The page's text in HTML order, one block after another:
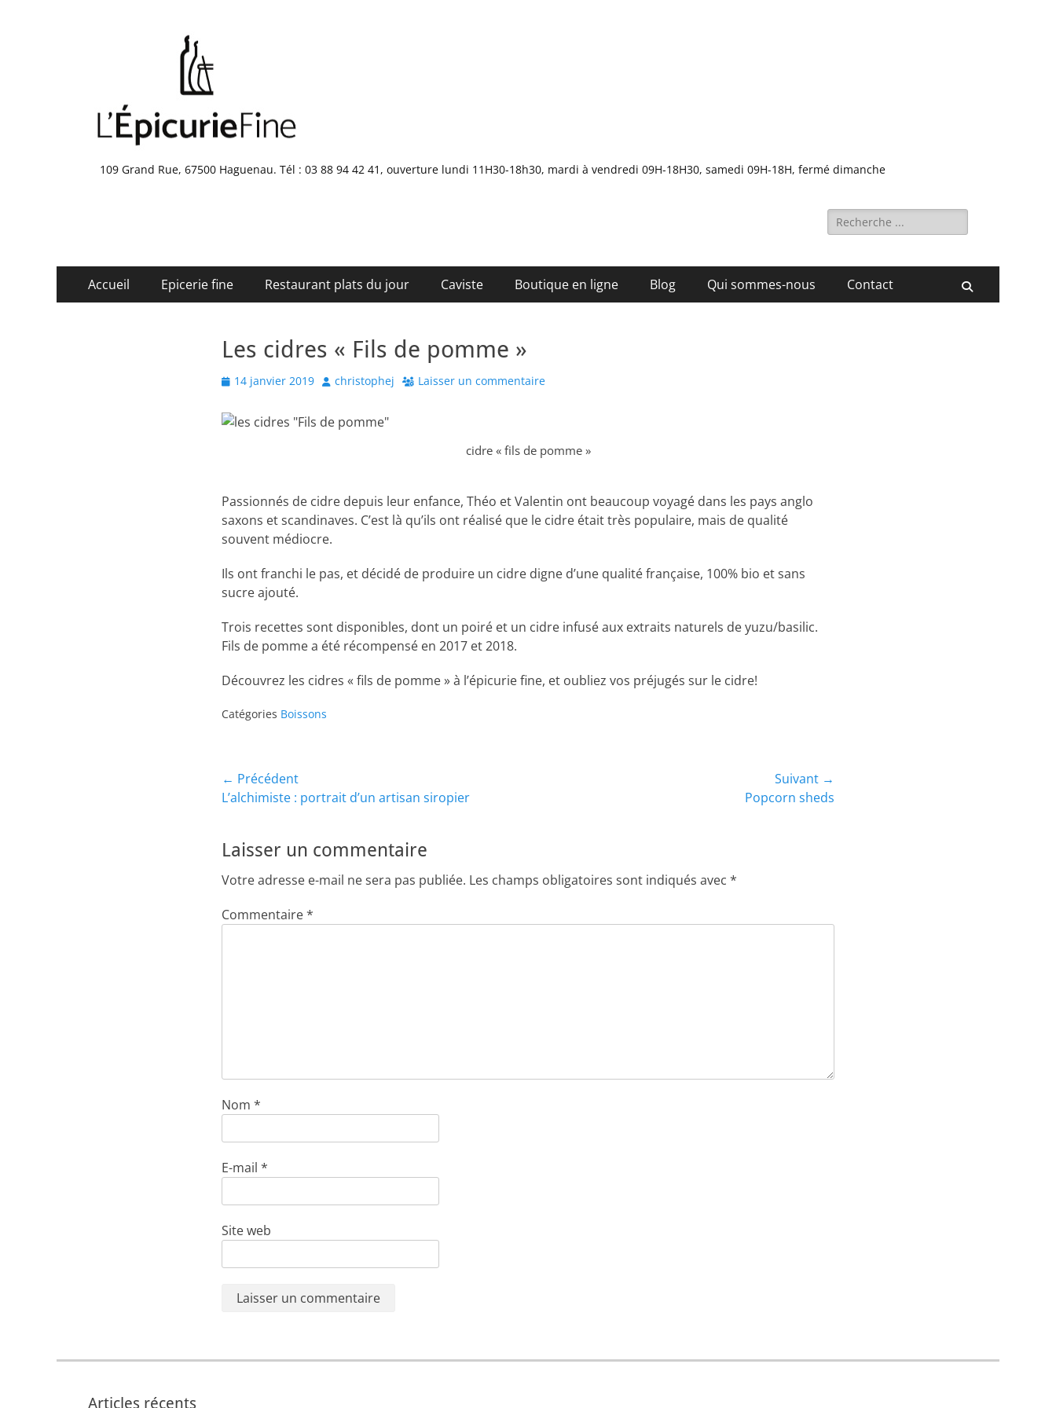
109 Grand Rue, 67500 Haguenau. Tél : 03 88 94 42 41, ouverture lundi 11H30-18h30, mardi à vendredi 09H-18H30, samedi 09H-18H, fermé dimanche
Rechercher :
Menu
principal
Accueil Epicerie fine Restaurant plats du jour Caviste Boutique en ligne Blog Qui sommes-nous Contact
Les cidres « Fils de pomme »
Posted
14 janvier 2019 Author
christophej Laisser un commentaire
cidre « fils de pomme »
Passionnés de cidre depuis leur enfance, Théo et Valentin ont beaucoup voyagé dans les pays anglo
saxons et scandinaves. C’est là qu’ils ont réalisé que le cidre était très populaire, mais de qualité
souvent médiocre.
Ils ont franchi le pas, et décidé de produire un cidre digne d’une qualité française, 100% bio et sans
sucre ajouté.
Trois recettes sont disponibles, dont un poiré et un cidre infusé aux extraits naturels de yuzu/basilic.
Fils de pomme a été récompensé en 2017 et 2018.
Découvrez les cidres « fils de pomme » à l’épicurie fine, et oubliez vos préjugés sur le cidre!
Catégories Boissons
Navigation
de
l’article
← Précédent
Article
L’alchimiste : portrait d’un artisan siropier
Suivant →
Popcorn sheds
Laisser un commentaire
Votre adresse e-mail ne sera pas publiée. Les champs obligatoires sont indiqués avec *
Commentaire*
Nom *
E-mail *
Site web
Articles récents